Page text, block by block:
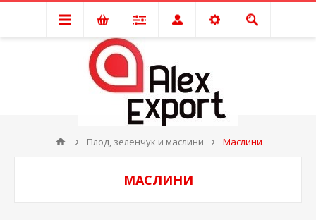
Плод, зеленчук и маслини Маслини
МАСЛИНИ